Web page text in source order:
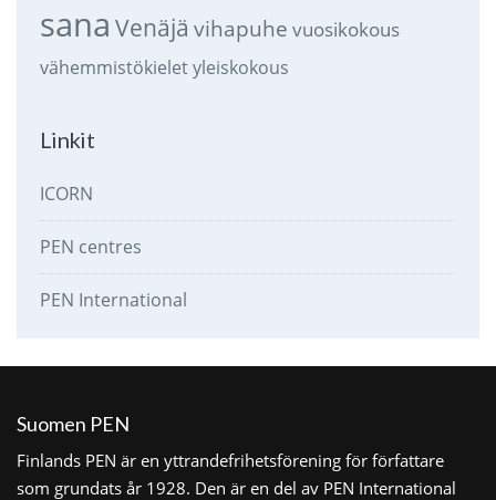
sana Venäjä vihapuhe vuosikokous
vähemmistökieletyleiskokous
Linkit
ICORN
PEN centres
PEN International
Suomen PEN
Finlands PEN är en yttrandefrihetsförening för författare
som grundats år 1928. Den är en del av PEN International